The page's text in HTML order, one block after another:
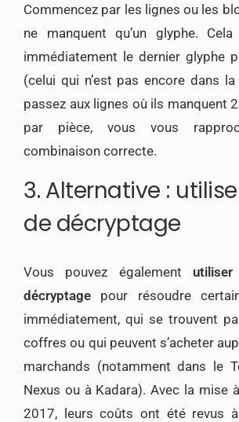
Commencez par les lignes ou les
ne manquent qu’un glyphe.
immédiatement le dernier glyphe
(celui qui n’est pas encore dans la
passez aux lignes où ils manquent
par pièce, vous vous
combinaison correcte.
3. Alternative :
de décryptage
Vous pouvez également
décryptage pour résoudre
immédiatement, qui se trouvent
coffres ou qui peuvent s’acheter
marchands (notamment dans le
Nexus ou à Kadara). Avec la mise
2017, leurs coûts ont été revus